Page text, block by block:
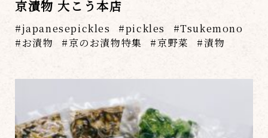
京漬物 大こう本店
japanesepickles pickles
Tsukemono
お漬物
京のお漬物特集 京野菜 漬物